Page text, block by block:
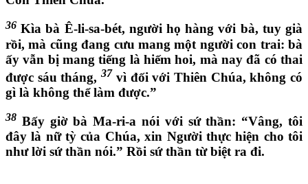
36 Kìa bà Ê-li-sa-bét, người họ hàng với bà, tuy già
rồi, mà cũng đang cưu mang một người con trai: bà
ấy vẫn bị mang tiếng là hiếm hoi, mà nay đã có thai
được sáu tháng,37 vì đối với Thiên Chúa, không có
gì là không thể làm được.”
38 Bấy giờ bà Ma-ri-a nói với sứ thần: “Vâng, tôi
đây là nữ tỳ của Chúa, xin Người thực hiện cho tôi
như lời sứ thần nói.” Rồi sứ thần từ biệt ra đi.